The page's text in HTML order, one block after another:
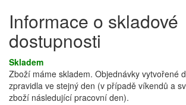
Informace o skladové
dostupnosti
Skladem
Zboží máme skladem. Objednávky vytvořené
zpravidla ve stejný den (v případě víkendů a
zboží následující pracovní den).